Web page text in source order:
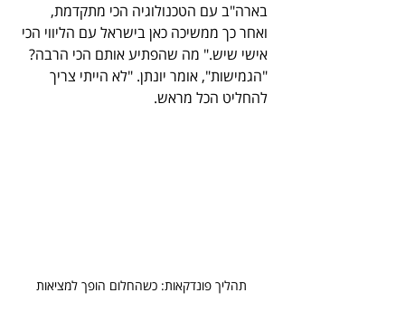
בארה"ב עם הטכנולוגיה הכי מתקדמת,
ואחר כך ממשיכה כאן בישראל עם הליווי הכי
אישי שיש." מה שהפתיע אותם הכי הרבה?
"הגמישות", אומר יונתן. "לא הייתי צריך
להחליט הכל מראש.
תהליך פונדקאות: כשהחלום הופך למציאות